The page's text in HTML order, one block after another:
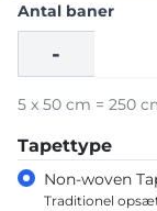
Antal baner
-
5 x 50 cm = 250
Tapettype
Non-woven
Traditionel